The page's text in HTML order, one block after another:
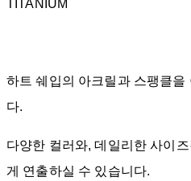
TITANIUM
하트 쉐입의 아크릴과 스팽클을
다.
다양한 컬러와, 데일리한 사이
게 연출하실 수 있습니다.